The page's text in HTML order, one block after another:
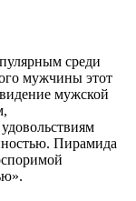
среди
мужчины этот
мужской
Пирамида